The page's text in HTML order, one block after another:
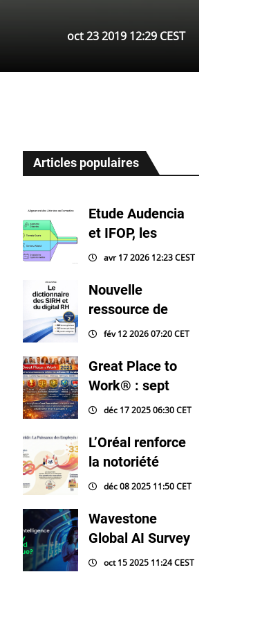
oct 23 2019 12:29 CEST
Articles populaires
Etude Audencia
et IFOP, les
avr 17 2026 12:23 CEST
Nouvelle
ressource de
fév 12 2026 07:20 CET
Great Place to
Work® : sept
déc 17 2025 06:30 CET
L’Oréal renforce
la notoriété
déc 08 2025 11:50 CET
Wavestone
Global AI Survey
oct 15 2025 11:24 CEST